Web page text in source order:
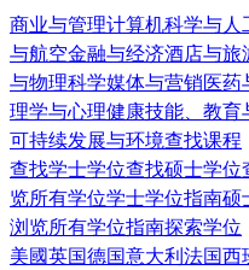
商业与管理计算机科学与人
与航空金融与经济酒店与旅
与物理科学媒体与营销医药
理学与心理健康技能、教育
可持续发展与环境查找课程
查找学士学位查找硕士学位
览所有学位学士学位指南硕
浏览所有学位指南探索学位
美國英国德国意大利法国西